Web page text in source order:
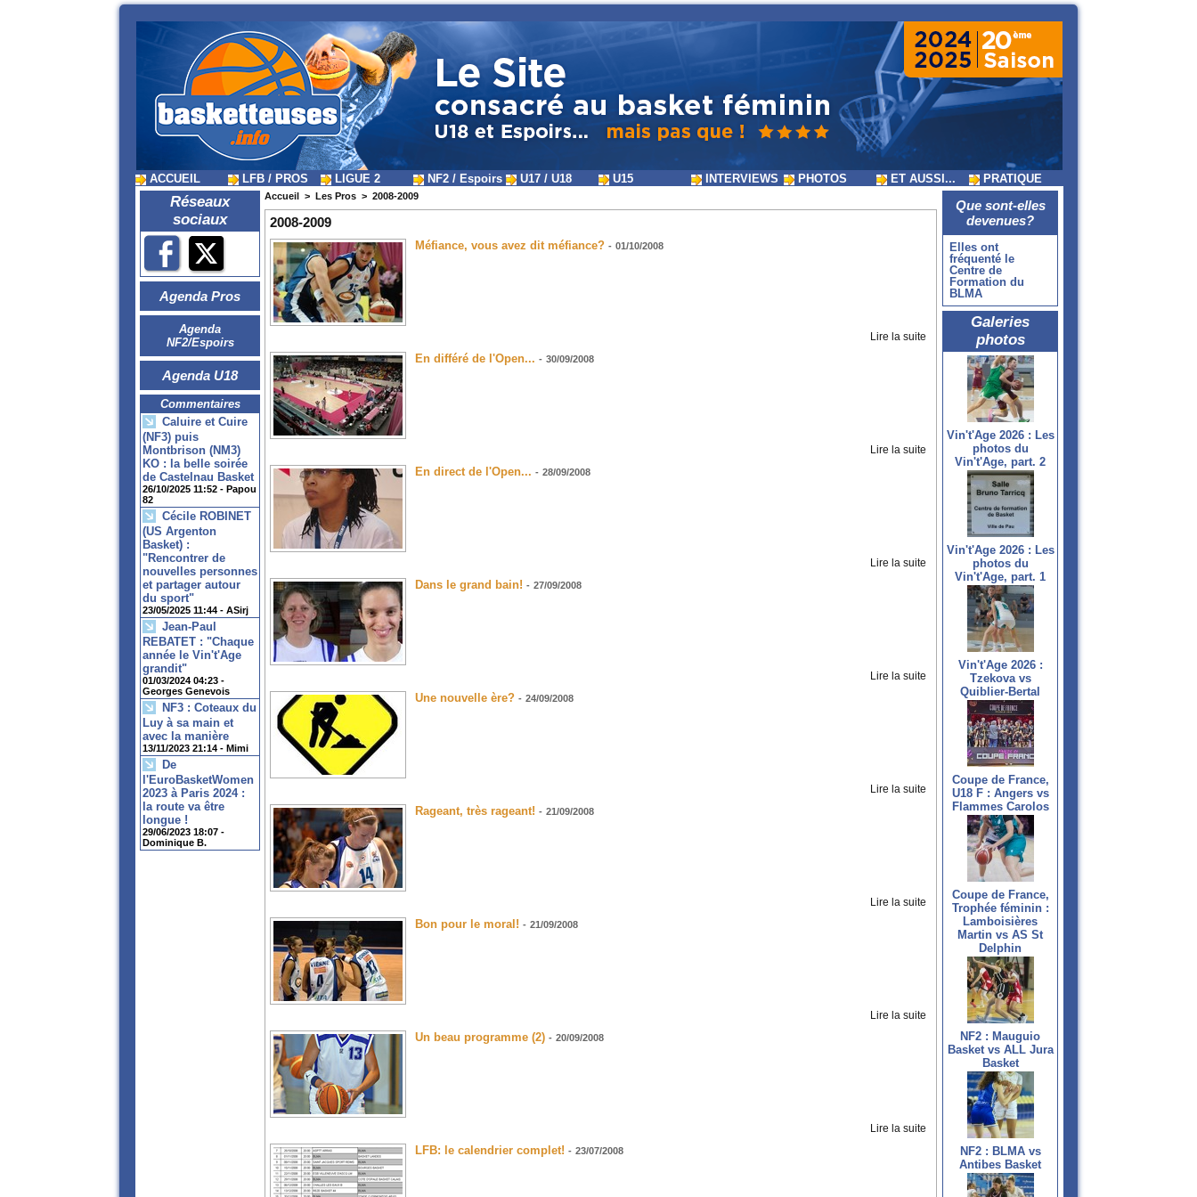
ACCUEIL LFB / PROS LIGUE 2 NF2 / Espoirs U17 / U18 U15 INTERVIEWS PHOTOS ET AUSSI... PRATIQUE
Réseaux
sociaux
Agenda Pros
Agenda
NF2/Espoirs
Agenda U18
Commentaires
Caluire et Cuire
(NF3) puis
Montbrison (NM3)
KO : la belle soirée
de Castelnau Basket
26/10/2025 11:52 - Papou
82
Cécile ROBINET
(US Argenton
Basket) :
"Rencontrer de
nouvelles personnes
et partager autour
du sport"
23/05/2025 11:44 - ASirj
Jean-Paul
REBATET : "Chaque
année le Vin't'Age
grandit"
01/03/2024 04:23 -
Georges Genevois
NF3 : Coteaux du
Luy à sa main et
avec la manière
13/11/2023 21:14 - Mimi
De
l'EuroBasketWomen
2023 à Paris 2024 :
la route va être
longue !
29/06/2023 18:07 -
Dominique B.
Accueil > Les Pros > 2008-2009
2008-2009
Méfiance, vous avez dit méfiance? - 01/10/2008
Lire la suite
En différé de l'Open... - 30/09/2008
Lire la suite
En direct de l'Open... - 28/09/2008
Lire la suite
Dans le grand bain! - 27/09/2008
Lire la suite
Une nouvelle ère? - 24/09/2008
Lire la suite
Rageant, très rageant! - 21/09/2008
Lire la suite
Bon pour le moral! - 21/09/2008
Lire la suite
Un beau programme (2) - 20/09/2008
Lire la suite
LFB: le calendrier complet! - 23/07/2008
Que sont-elles
devenues?
Elles ont
fréquenté le
Centre de
Formation du
BLMA
Galeries
photos
Vin't'Age 2026 : Les
photos du
Vin't'Age, part. 2
Vin't'Age 2026 : Les
photos du
Vin't'Age, part. 1
Vin't'Age 2026 :
Tzekova vs
Quiblier-Bertal
Coupe de France,
U18 F : Angers vs
Flammes Carolos
Coupe de France,
Trophée féminin :
Lamboisières
Martin vs AS St
Delphin
NF2 : Mauguio
Basket vs ALL Jura
Basket
NF2 : BLMA vs
Antibes Basket